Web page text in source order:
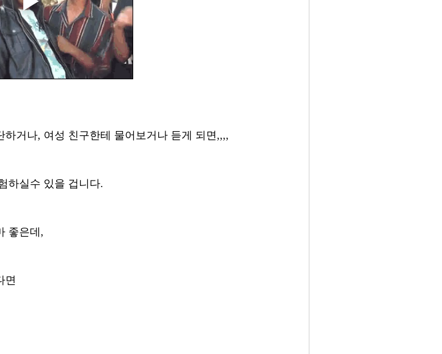
거나, 여성 친구한테 물어보거나 듣게 되면,,,,
하실수 있을 겁니다.
좋은데,
면